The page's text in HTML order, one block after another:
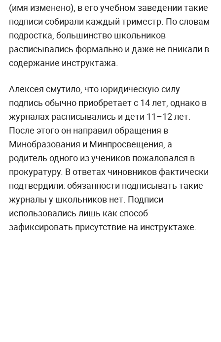
(имя изменено), в его учебном заведении такие
подписи собирали каждый триместр. По словам
подростка, большинство школьников
расписывались формально и даже не вникали в
содержание инструктажа.
Алексея смутило, что юридическую силу
подпись обычно приобретает с 14 лет, однако в
журналах расписывались и дети 11–12 лет.
После этого он направил обращения в
Минобразования и Минпросвещения, а
родитель одного из учеников пожаловался в
прокуратуру. В ответах чиновников фактически
подтвердили: обязанности подписывать такие
журналы у школьников нет. Подписи
использовались лишь как способ
зафиксировать присутствие на инструктаже.